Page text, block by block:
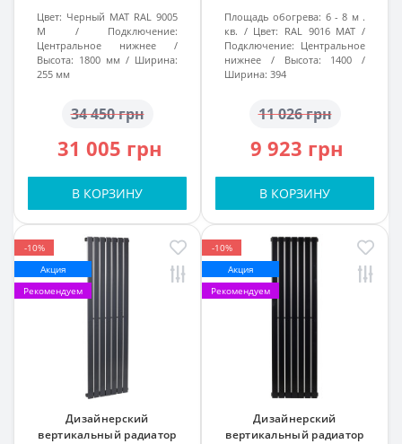
Цвет: Черный МАТ RAL 9005
M
Подключение:
Центральное нижнее
Высота: 1800 мм
Ширина:
255 мм
34 450 грн
31 005 грн
В КОРЗИНУ
Площадь обогрева: 6 - 8 м .
кв.
Цвет: RAL 9016 MAT
Подключение: Центральное
нижнее
Высота:
1400
Ширина: 394
11 026 грн
9 923 грн
В КОРЗИНУ
-10%
Акция
Рекомендуем
Дизайнерский
вертикальный радиатор
-10%
Акция
Рекомендуем
Дизайнерский
вертикальный радиатор